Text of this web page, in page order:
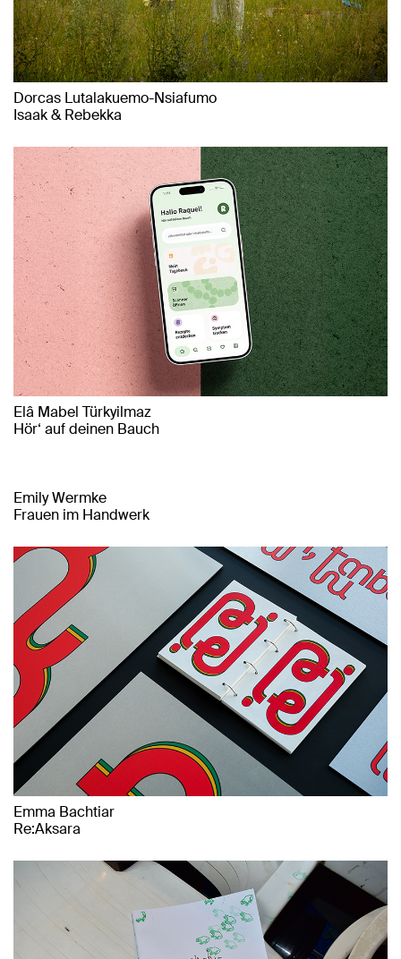
Dorcas Lutalakuemo-Nsiafumo
Isaak & Rebekka
Elâ Mabel Türkyilmaz
Hör‘ auf deinen Bauch
Emily Wermke
Frauen im Handwerk
Emma Bachtiar
Re:Aksara